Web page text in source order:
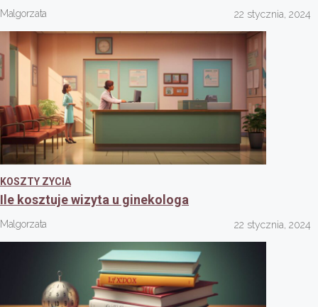
Malgorzata 22 stycznia, 2024
KOSZTY ZYCIA
Ile kosztuje wizyta u ginekologa
Malgorzata 22 stycznia, 2024